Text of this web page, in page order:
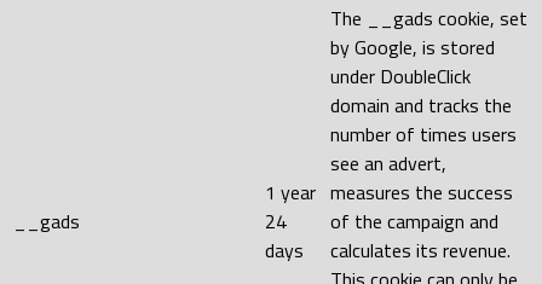
__gads
1 year
24
days
The __gads cookie, set
by Google, is stored
under DoubleClick
domain and tracks the
number of times users
see an advert,
measures the success
of the campaign and
calculates its revenue.